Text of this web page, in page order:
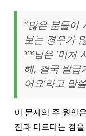
“많은 분들이
보는 경우가
**님은 ‘미처
해, 결국 발급
어요’라고 말
이 문제의 주 원인
진과 다르다는 점